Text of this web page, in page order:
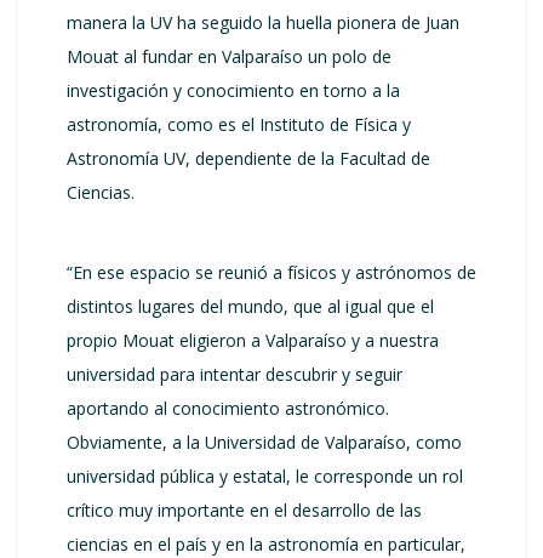
manera la UV ha seguido la huella pionera de Juan
Mouat al fundar en Valparaíso un polo de
investigación y conocimiento en torno a la
astronomía, como es el Instituto de Física y
Astronomía UV, dependiente de la Facultad de
Ciencias.
“En ese espacio se reunió a físicos y astrónomos de
distintos lugares del mundo, que al igual que el
propio Mouat eligieron a Valparaíso y a nuestra
universidad para intentar descubrir y seguir
aportando al conocimiento astronómico.
Obviamente, a la Universidad de Valparaíso, como
universidad pública y estatal, le corresponde un rol
crítico muy importante en el desarrollo de las
ciencias en el país y en la astronomía en particular,